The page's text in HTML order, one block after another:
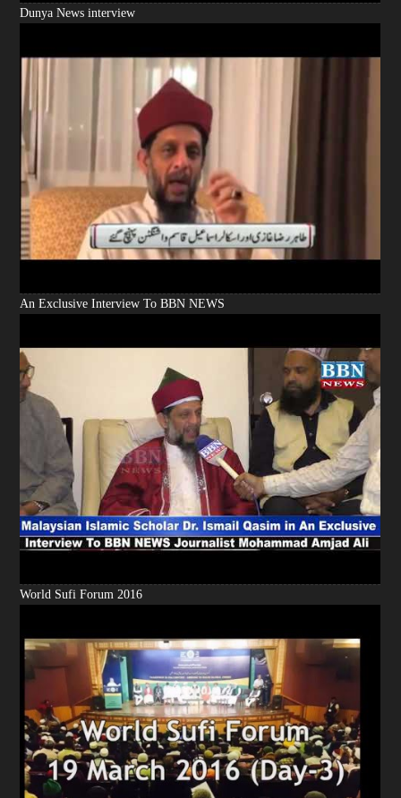
Dunya News interview
An Exclusive Interview To BBN NEWS
World Sufi Forum 2016